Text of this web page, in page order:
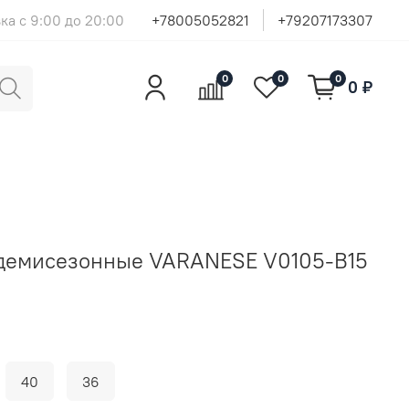
с 9:00 до 20:00 +78005052821 +79207173307
0 0 0 0 ₽
VARANESE V0105-B15
40 36